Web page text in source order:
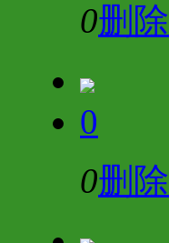
0删除
0
0删除